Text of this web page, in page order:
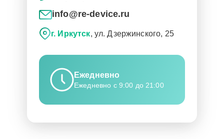
info@re-device.ru
г. Иркутск, ул. Дзержинского, 25
Ежедневно
Ежедневно с 9:00 до 21:00